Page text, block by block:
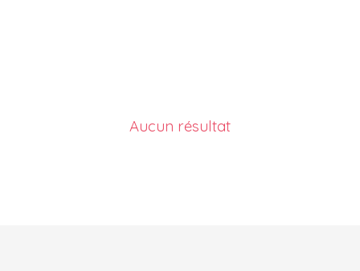
Aucun résultat